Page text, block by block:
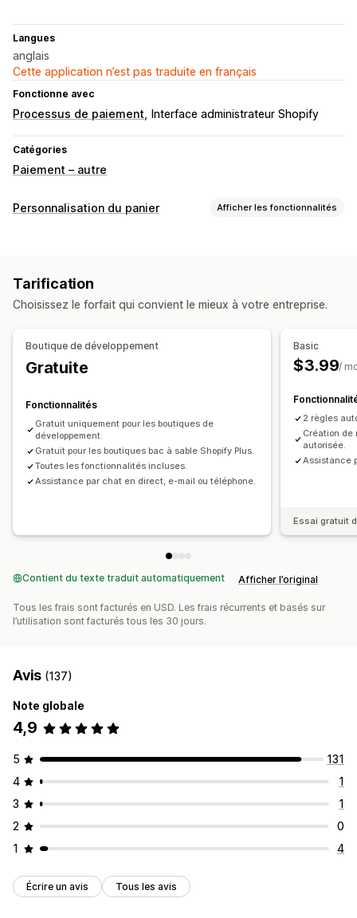
Langues
anglais
Cette application n’est pas traduite en français
Fonctionne avec
Processus de paiement Interface administrateur Shopify
Catégories
Paiement – autre
Personnalisation du panier Afficher les fonctionnalités
Tarification
Choisissez le forfait qui convient le mieux à votre entreprise.
Boutique de développement
Gratuite
Fonctionnalités
Gratuit uniquement pour les boutiques de
développement.
Gratuit pour les boutiques bac à sable Shopify Plus.
Toutes les fonctionnalités incluses.
Assistance par chat en direct, e-mail ou téléphone.
Basic
$3.99/
2 règles
Création de
autorisée.
Assistance
Essai gratuit
Contient du texte traduit automatiquement Afficher l’original
Tous les frais sont facturés en USD. Les frais récurrents et basés sur
l’utilisation sont facturés tous les 30 jours.
Avis (137)
Note globale
4,9
5
131
4
1
3
1
2
0
1
4
Écrire un avis Tous les avis